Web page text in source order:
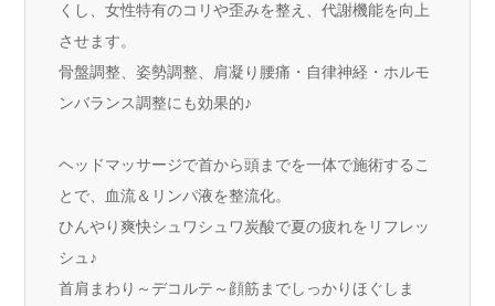
くし、女性特有のコリや歪みを整え、代謝機能を向上
させます。
骨盤調整、姿勢調整、肩凝り腰痛・自律神経・ホルモ
ンバランス調整にも効果的♪
ヘッドマッサージで首から頭までを一体で施術するこ
とで、血流＆リンパ液を整流化。
ひんやり爽快シュワシュワ炭酸で夏の疲れをリフレッ
シュ♪
首肩まわり～デコルテ～顔筋までしっかりほぐしま